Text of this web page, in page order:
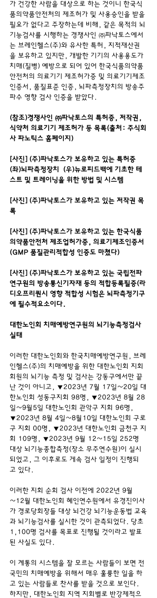
가 건강한 사람을 대상으로 하는 것이니 한국식
품의약품안전처의 제조허가 및 사용승인을 받을
필요가 없다고 주장하는데 비해, 같은 목적의 뇌
기능검사를 시행하는 경쟁사인 ㈜파낙토스에서
는 브레인헬스(주)와 유사한 특허, 지적재산권
을 보유하고 있지만, 개발한 기기의 사용용도가
치매(질병) 예방으로 되어 있어 한국식품의약품
안전처의 의료기기 제조허가증 및 의료기기제조
인증서, 품질표준 인증, 뇌파측정장치의 방송주
파수 영향 검사 인증을 받았다.
(참조)경쟁사인 ㈜파낙토스의 특허​증, 저작권,
식약처 의료기기 제조허가 등 목록(출처: 주식회
사 파노틱스 홈페이지)
[사진] (주)파낙토스가 보유하고 있는 특허증
(좌)뇌파측정장치  (우)뉴로피드백에 기초한 테
스트 및 트레이닝을 위한 방법 및 시스템
[사진] (주)파낙토스가 보유하고 있는 저작권 목
록
[사진] (주)파낙토스가 보유하고 있는 한국식품
의약품안전처 제조업허가증, 의료기제조인증서
(GMP 품질관리적합성 인증도 마쳤다)
[사진] (주)파낙토스가 보유하고 있는 국립전파
연구원의 방송통신기자재 등의 적합등록필증(라
디오프리퀀시 영향 적합성 시험은 뇌파측정기구
에 필수적요소이다.
대한노인회 치매예방연구원의 뇌기능측정검사
실태
이러한 대한노인회와 한국치매예방연구원, 브레
인헬스(주)의 치매예방을 위한 대한노인회 지회
회원의 뇌기능 측정 및 검사는 강동구에서만 끝
난 것이 아니고, ▼2023년 7월 17일~20일 대
한노인회 성동구지회 98명, ▼2023년 8월 28
일~9월5일 대한노인회 관악구 지회 96명,
▼2023년 8월 4일~8월10일 대한노인회 구로
구 지회 00명, ▼2023년 대한노인회 금천구 지
회 109명, ▼2023년 9월 12~15일 252명
대상 뇌기능종합측정(장소 무주연수원)이 실시
되었고, 그 이후로도 게속 검사 일정이 진행되
고 있다.
이러한 지회 순회 검사 이전에 2022년 9월
~12월 대한노인회 혜인연수원에서 유경진이사
가 경로당회장들 대상 뇌건강 뇌기능운동법 교육
과 뇌기능검사를 실시한 것이 관측되었다. 당초
1,100명 검사를 목표로 진행될 것이라고 발표
된 사실도 있다.
이 계통의 시스템을 잘 모르는 사람들이 보면 전
국민의 치매예방을 위해서 매우 훌륭한 일을 하
고 있는 사람들로 찬사를 받을 것으로 보인다.
하지만, 대한노인회 지역 지회별로 반강제적으